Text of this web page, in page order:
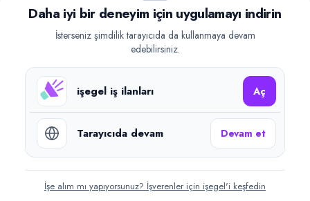
Daha iyi bir deneyim için uygulamayı indirin
İsterseniz şimdilik tarayıcıda da kullanmaya devam
edebilirsiniz.
işegel iş ilanları Aç
Tarayıcıda devam Devam et
İşe alım mı yapıyorsunuz? İşverenler için işegel'i keşfedin